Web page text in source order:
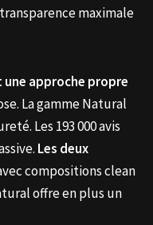
maximale
approche propre
La gamme Natural
Les 193 000 avis
Les deux
compositions clean
offre en plus un